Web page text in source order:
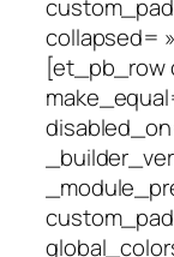
collapsed=
[et_pb_row